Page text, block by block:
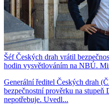
Šéf Českých drah vrátil
hodin vysvětlováním na NBÚ.
Generální ředitel Českých drah
bezpečnostní prověrku na stupeň
nepotřebuje. Uvedl...